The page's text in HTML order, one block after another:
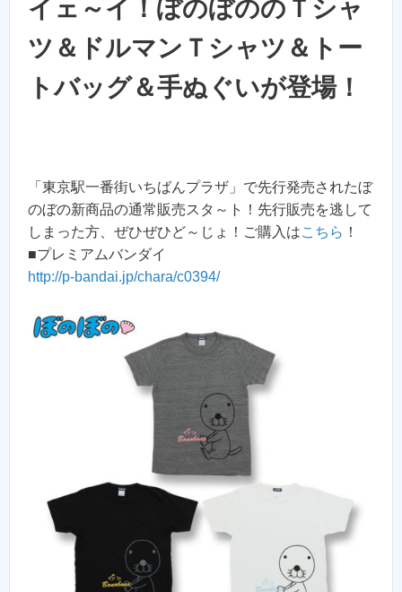
イェ～イ！ぼのぼののＴシャ
ツ＆ドルマンＴシャツ＆トー
トバッグ＆手ぬぐいが登場！
「東京駅一番街いちばんプラザ」で先行発売されたぼ
のぼの新商品の通常販売スタ～ト！先行販売を逃して
しまった方、ぜひぜひど～じょ！ご購入はこちら ！
■プレミアムバンダイ
http://p-bandai.jp/chara/c0394/